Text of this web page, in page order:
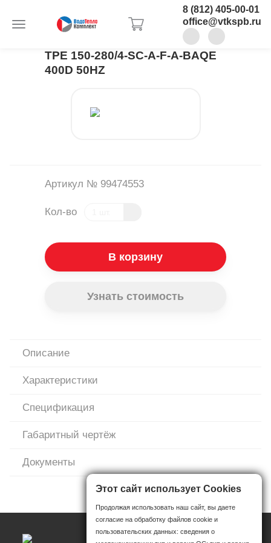
8 (812) 405-00-01
office@vtkspb.ru
TPE 150-280/4-SC-A-F-A-BAQE
400D 50HZ
Артикул № 99474553
Кол-во
В корзину
Узнать стоимость
Описание
Характеристики
Спецификация
Габаритный чертёж
Документы
Этот сайт использует Cookies
Продолжая использовать наш сайт, вы даете
согласие на обработку файлов cookie и
пользовательских данных: сведения о